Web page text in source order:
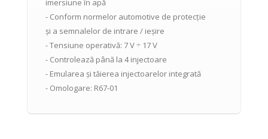
imersiune în apă
- Conform normelor automotive de protecție
și a semnalelor de intrare / ieșire
- Tensiune operativă: 7 V ÷ 17 V
- Controlează până la 4 injectoare
- Emularea și tăierea injectoarelor integrată
- Omologare: R67-01